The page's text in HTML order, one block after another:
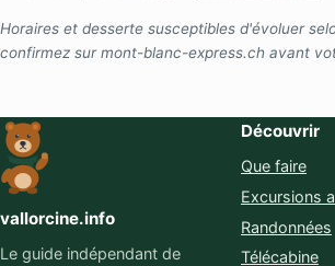
Horaires et desserte susceptibles d'évoluer
confirmez sur mont-blanc-express.ch avant
vallorcine.info
Le guide indépendant de
Découvrir
Que faire
Excursions
Randonnées
Télécabine